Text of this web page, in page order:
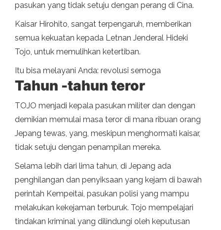
pasukan yang tidak setuju dengan perang di Cina.
Kaisar Hirohito, sangat terpengaruh, memberikan
semua kekuatan kepada Letnan Jenderal Hideki
Tojo, untuk memulihkan ketertiban.
Itu bisa melayani Anda: revolusi semoga
Tahun -tahun teror
TOJO menjadi kepala pasukan militer dan dengan
demikian memulai masa teror di mana ribuan orang
Jepang tewas, yang, meskipun menghormati kaisar,
tidak setuju dengan penampilan mereka.
Selama lebih dari lima tahun, di Jepang ada
penghilangan dan penyiksaan yang kejam di bawah
perintah Kempeitai, pasukan polisi yang mampu
melakukan kekejaman terburuk. Tojo mempelajari
tindakan kriminal yang dilindungi oleh keputusan